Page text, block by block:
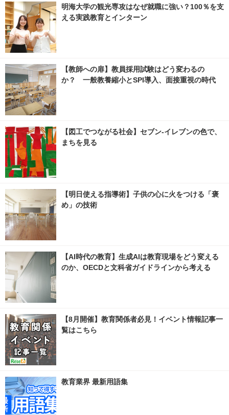
明海大学の観光専攻はなぜ就職に強い？100％を支
える実践教育とインターン
【教師への扉】教員採用試験はどう変わるの
か？ 一般教養縮小とSPI導入、面接重視の時代
【図工でつながる社会】セブン‐イレブンの色で、
まちを見る
【明日使える指導術】子供の心に火をつける「褒
め」の技術
【AI時代の教育】生成AIは教育現場をどう変える
のか、OECDと文科省ガイドラインから考える
【8月開催】教育関係者必見！イベント情報記事一
覧はこちら
教育業界 最新用語集